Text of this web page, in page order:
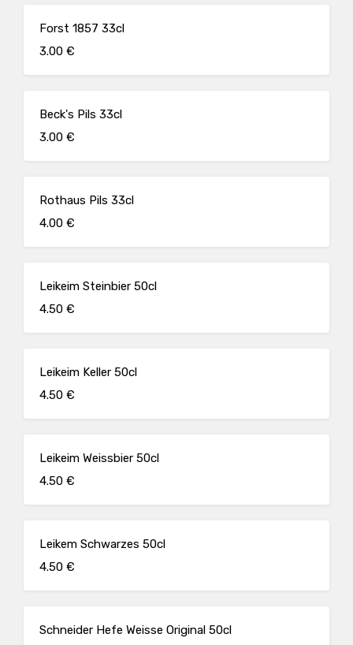
Forst 1857 33cl
3.00 €
Beck's Pils 33cl
3.00 €
Rothaus Pils 33cl
4.00 €
Leikeim Steinbier 50cl
4.50 €
Leikeim Keller 50cl
4.50 €
Leikeim Weissbier 50cl
4.50 €
Leikem Schwarzes 50cl
4.50 €
Schneider Hefe Weisse Original 50cl